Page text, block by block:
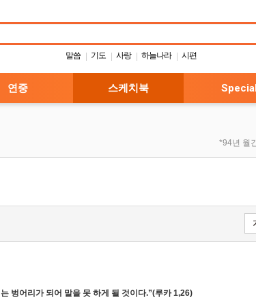
말씀 | 기도 | 사랑 | 하늘나라 | 시편
연중 스케치북 Special
*94년 월
벙어리가 되어 말을 못 하게 될 것이다.”(루카 1,26)